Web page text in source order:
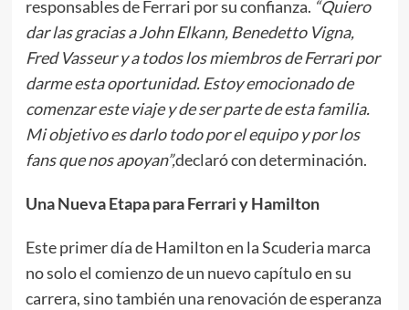
responsables de Ferrari por su confianza. “Quiero
dar las gracias a John Elkann, Benedetto Vigna,
Fred Vasseur y a todos los miembros de Ferrari por
darme esta oportunidad. Estoy emocionado de
comenzar este viaje y de ser parte de esta familia.
Mi objetivo es darlo todo por el equipo y por los
fans que nos apoyan”,declaró con determinación.
Una Nueva Etapa para Ferrari y Hamilton
Este primer día de Hamilton en la Scuderia marca
no solo el comienzo de un nuevo capítulo en su
carrera, sino también una renovación de esperanza